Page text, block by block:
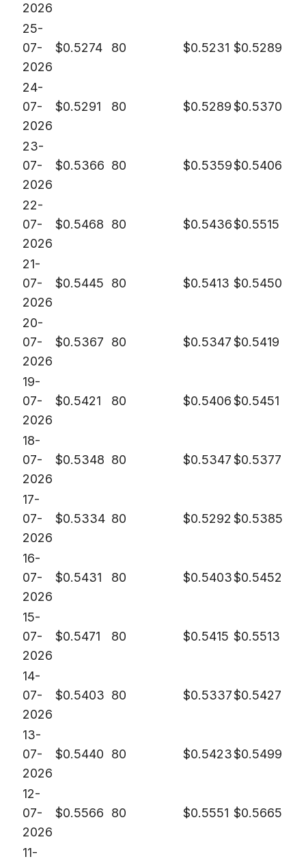
2026
25-
07-
2026
$0.5274 80 $0.5231 $0.5289
24-
07-
2026
$0.5291 80 $0.5289$0.5370
23-
07-
2026
$0.5366 80 $0.5359$0.5406
22-
07-
2026
$0.5468 80 $0.5436$0.5515
21-
07-
2026
$0.5445 80 $0.5413 $0.5450
20-
07-
2026
$0.5367 80 $0.5347$0.5419
19-
07-
2026
$0.5421 80 $0.5406$0.5451
18-
07-
2026
$0.5348 80 $0.5347$0.5377
17-
07-
2026
$0.5334 80 $0.5292 $0.5385
16-
07-
2026
$0.5431 80 $0.5403$0.5452
15-
07-
2026
$0.5471 80 $0.5415 $0.5513
14-
07-
2026
$0.5403 80 $0.5337$0.5427
13-
07-
2026
$0.5440 80 $0.5423$0.5499
12-
07-
2026
$0.5566 80 $0.5551 $0.5665
11-